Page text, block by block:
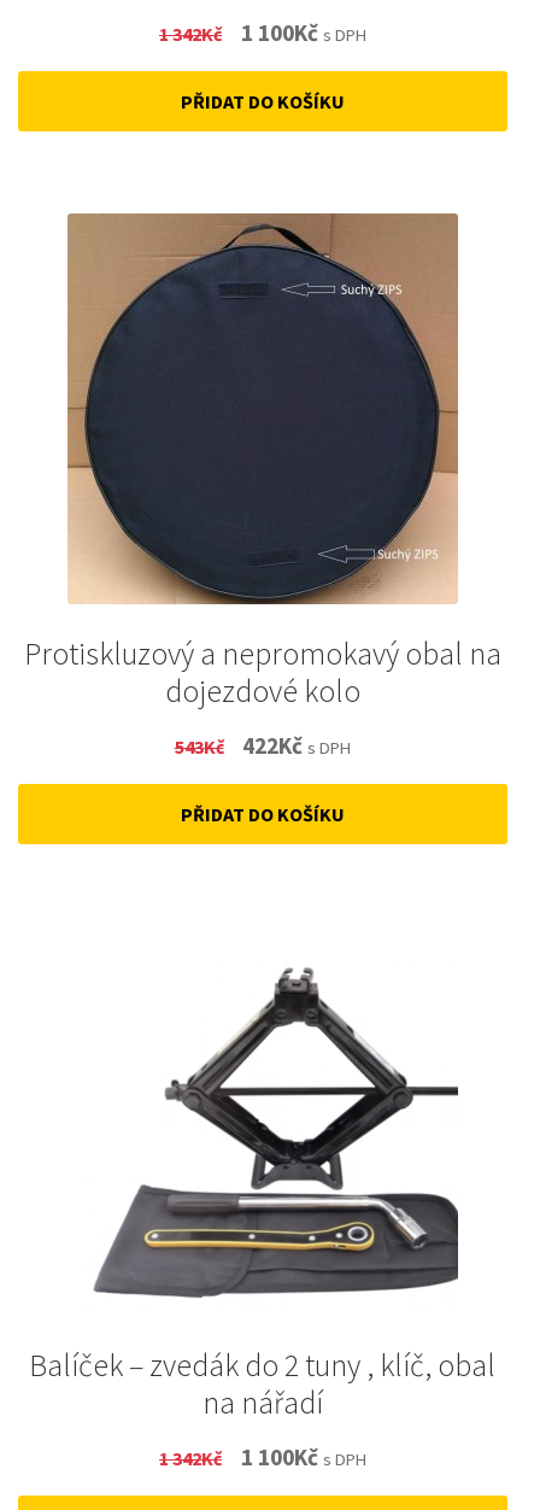
1 342Kč
Original
price
was:
1 100KčCurrent
price
is:
s DPH
PŘIDAT DO KOŠÍKU
Protiskluzový a nepromokavý obal na
dojezdové kolo
543Kč
Original
price
was:
422KčCurrent
price
is:
s DPH
PŘIDAT DO KOŠÍKU
Balíček – zvedák do 2 tuny , klíč, obal
na nářadí
1 342Kč
Original
price
1 100KčCurrent
price
s DPH